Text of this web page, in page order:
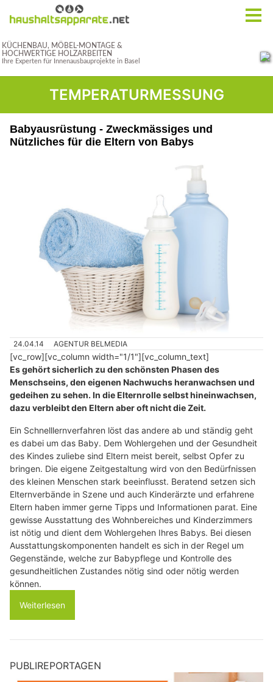
TEMPERATURMESSUNG
Babyausrüstung - Zweckmässiges und
Nützliches für die Eltern von Babys
24.04.14 AGENTUR BELMEDIA
[vc_row][vc_column width="1/1"][vc_column_text]
Es gehört sicherlich zu den schönsten Phasen des
Menschseins, den eigenen Nachwuchs heranwachsen und
gedeihen zu sehen. In die Elternrolle selbst hineinwachsen,
dazu verbleibt den Eltern aber oft nicht die Zeit.
Ein Schnelllernverfahren löst das andere ab und ständig geht
es dabei um das Baby. Dem Wohlergehen und der Gesundheit
des Kindes zuliebe sind Eltern meist bereit, selbst Opfer zu
bringen. Die eigene Zeitgestaltung wird von den Bedürfnissen
des kleinen Menschen stark beeinflusst. Beratend setzen sich
Elternverbände in Szene und auch Kinderärzte und erfahrene
Eltern haben immer gerne Tipps und Informationen parat. Eine
gewisse Ausstattung des Wohnbereiches und Kinderzimmers
ist nötig und dient dem Wohlergehen Ihres Babys. Bei diesen
Ausstattungskomponenten handelt es sich in der Regel um
Gegenstände, welche zur Babypflege und Kontrolle des
gesundheitlichen Zustandes nötig sind oder nötig werden
können.
Weiterlesen
PUBLIREPORTAGEN